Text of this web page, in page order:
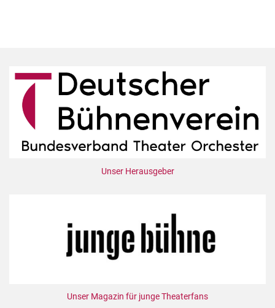
Unser Herausgeber
Unser Magazin für junge Theaterfans